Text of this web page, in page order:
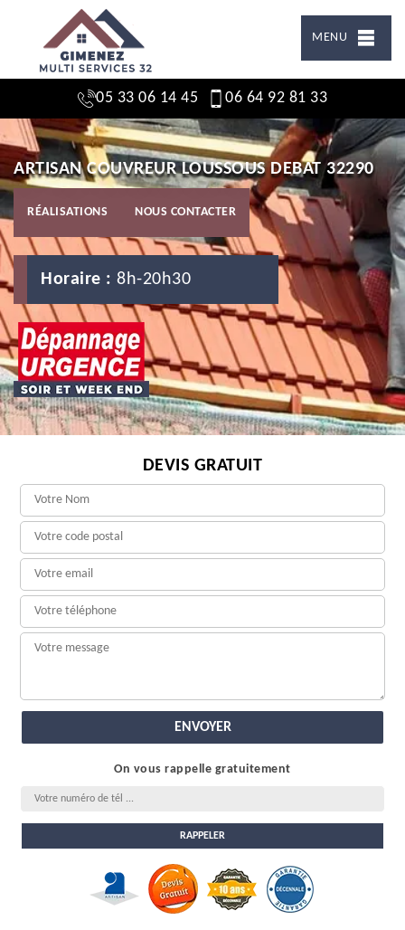
MENU
05 33 06 14 45 06 64 92 81 33
ARTISAN COUVREUR LOUSSOUS DEBAT 32290
RÉALISATIONS NOUS CONTACTER
Horaire : 8h-20h30
DEVIS GRATUIT
On vous rappelle gratuitement